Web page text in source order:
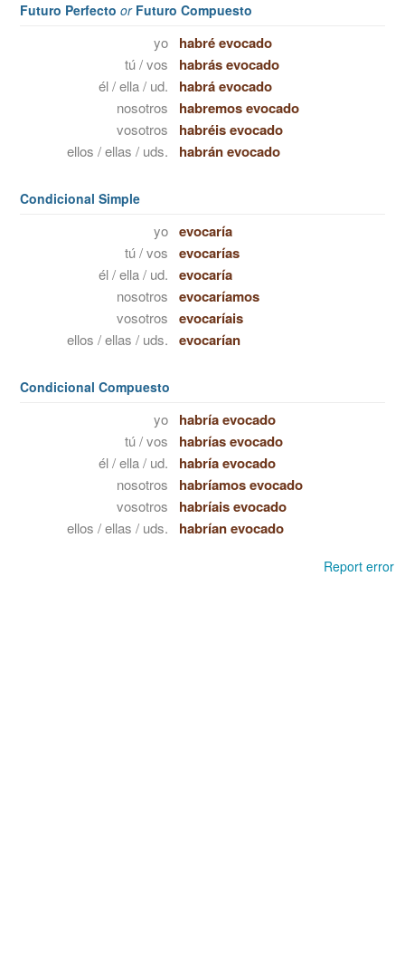
Futuro Perfecto orFuturo Compuesto
yo habré evocado
tú / vos habrás evocado
él / ella / ud. habrá evocado
nosotros habremos evocado
vosotros habréis evocado
ellos / ellas / uds. habrán evocado
Condicional Simple
yo evocaría
tú / vos evocarías
él / ella / ud. evocaría
nosotros evocaríamos
vosotros evocaríais
ellos / ellas / uds. evocarían
Condicional Compuesto
yo habría evocado
tú / vos habrías evocado
él / ella / ud. habría evocado
nosotros habríamos evocado
vosotros habríais evocado
ellos / ellas / uds. habrían evocado
Report error